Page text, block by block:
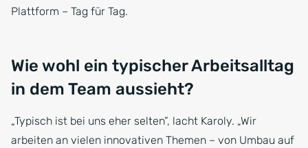
Plattform – Tag für Tag.
Wie wohl ein typischer Arbeitsalltag
in dem Team aussieht?
„Typisch ist bei uns eher selten”, lacht Karoly. „Wir
arbeiten an vielen innovativen Themen – von Umbau auf